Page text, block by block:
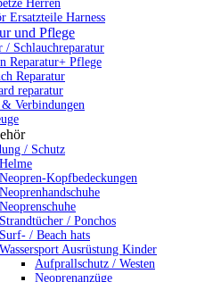
Herren
Ersatzteile Harness
und Pflege
/ Schlauchreparatur
Reparatur+ Pflege
Reparatur
reparatur
Verbindungen
/ Schutz
Helme
Neopren-Kopfbedeckungen
Neoprenhandschuhe
Neoprenschuhe
Strandtücher / Ponchos
Surf- / Beach hats
Wassersport Ausrüstung Kinder
Aufprallschutz / Westen
Neoprenanzüge